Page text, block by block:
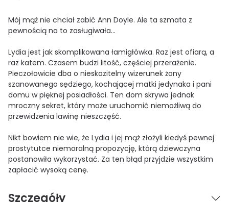
Mój mąż nie chciał zabić Ann Doyle. Ale ta szmata z
pewnością na to zasługiwała…
Lydia jest jak skomplikowana łamigłówka. Raz jest ofiarą, a
raz katem. Czasem budzi litość, częściej przerażenie.
Pieczołowicie dba o nieskazitelny wizerunek żony
szanowanego sędziego, kochającej matki jedynaka i pani
domu w pięknej posiadłości. Ten dom skrywa jednak
mroczny sekret, który może uruchomić niemożliwą do
przewidzenia lawinę nieszczęść.
Nikt bowiem nie wie, że Lydia i jej mąż złożyli kiedyś pewnej
prostytutce niemoralną propozycję, którą dziewczyna
postanowiła wykorzystać. Za ten błąd przyjdzie wszystkim
zapłacić wysoką cenę.
Szczegóły